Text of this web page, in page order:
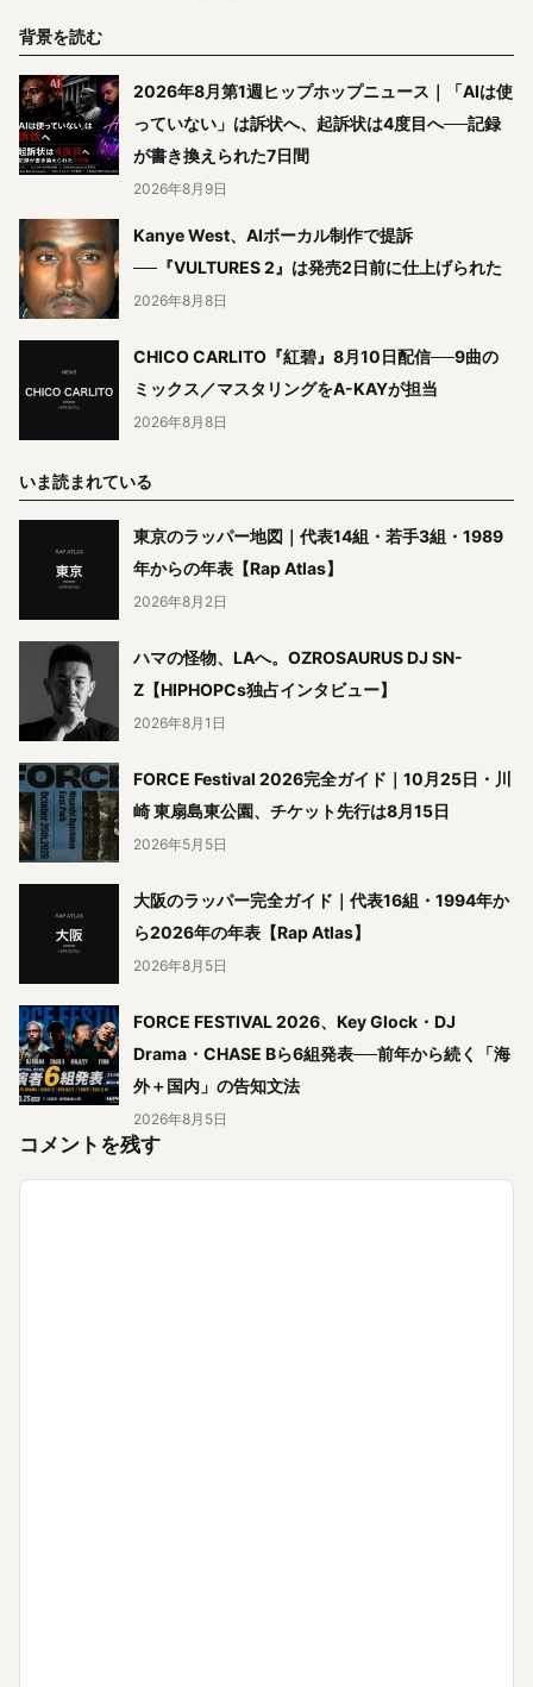
背景を読む
2026年8月第1週ヒップホップニュース｜「AIは使
っていない」は訴状へ、起訴状は4度目へ──記録
が書き換えられた7日間
2026年8月9日
Kanye West、AIボーカル制作で提訴
──『VULTURES 2』は発売2日前に仕上げられた
2026年8月8日
CHICO CARLITO『紅碧』8月10日配信──9曲の
ミックス／マスタリングをA-KAYが担当
2026年8月8日
いま読まれている
東京のラッパー地図｜代表14組・若手3組・1989
年からの年表【Rap Atlas】
2026年8月2日
ハマの怪物、LAへ。OZROSAURUS DJ SN-
Z【HIPHOPCs独占インタビュー】
2026年8月1日
FORCE Festival 2026完全ガイド｜10月25日・川
崎 東扇島東公園、チケット先行は8月15日
2026年5月5日
大阪のラッパー完全ガイド｜代表16組・1994年か
ら2026年の年表【Rap Atlas】
2026年8月5日
FORCE FESTIVAL 2026、Key Glock・DJ
Drama・CHASE Bら6組発表──前年から続く「海
外＋国内」の告知文法
2026年8月5日
コメントを残す